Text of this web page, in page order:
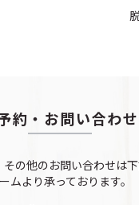
約・お問い合わせ
の他のお問い合わせは
ムより承っております。